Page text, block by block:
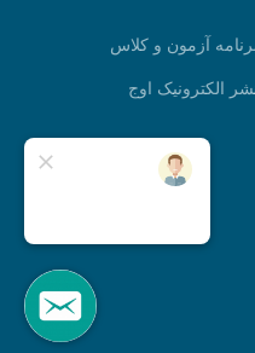
آزمون و کلاس
الکترونیک اوج